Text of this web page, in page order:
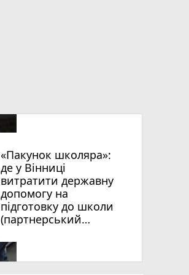
«Пакунок школяра»:
де у Вінниці
витратити державну
допомогу на
підготовку до школи
(партнерський